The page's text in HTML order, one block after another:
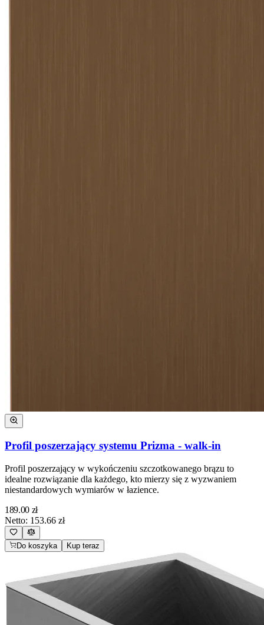
Profil poszerzający systemu Prizma - walk-in
Profil poszerzający w wykończeniu szczotkowanego brązu to
idealne rozwiązanie dla każdego, kto mierzy się z wyzwaniem
niestandardowych wymiarów w łazience.
189.00 zł
Netto: 153.66 zł
Do koszyka Kup teraz